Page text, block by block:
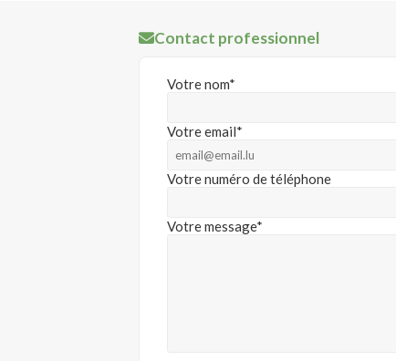
Contact professionnel
Votre nom*
Votre email*
Votre numéro de téléphone
Votre message*